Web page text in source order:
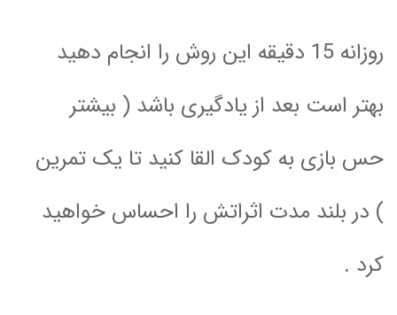
روزانه 15 دقیقه این روش را انجام دهید
بهتر است بعد از یادگیری باشد ( بیشتر
حس بازی به کودک القا کنید تا یک تمرین
) در بلند مدت اثراتش را احساس خواهید
کرد .